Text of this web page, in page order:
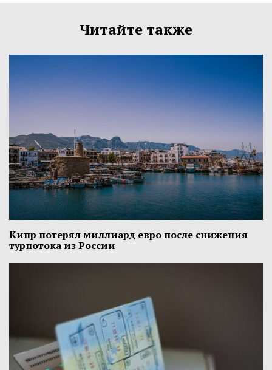
Читайте также
Кипр потерял миллиард евро после снижения
турпотока из России